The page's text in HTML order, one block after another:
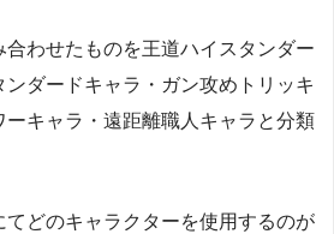
合わせたものを王道ハイスタンダー
ンダードキャラ・ガン攻めトリッキ
ーキャラ・遠距離職人キャラと分類
てどのキャラクターを使用するのが